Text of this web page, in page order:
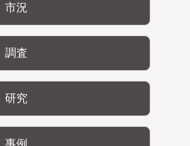
市況
調査
研究
事例